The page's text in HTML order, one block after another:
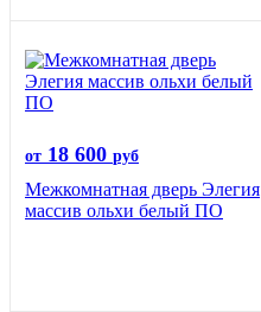
от 18 600 руб
Межкомнатная дверь Элегия
массив ольхи белый ПО